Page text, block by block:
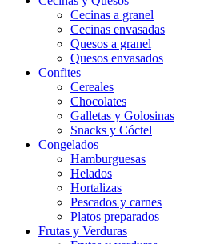
Cecinas a granel
Cecinas envasadas
Quesos a granel
Quesos envasados
Confites
Cereales
Chocolates
Galletas y Golosinas
Snacks y Cóctel
Congelados
Hamburguesas
Helados
Hortalizas
Pescados y carnes
Platos preparados
Frutas y Verduras